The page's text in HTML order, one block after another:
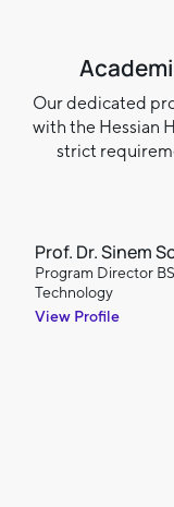
Our dedicated
with the Hessian
strict
Prof. Dr. Sinem
Program Director
Technology
View Profile
Prof. Dr. Daniela